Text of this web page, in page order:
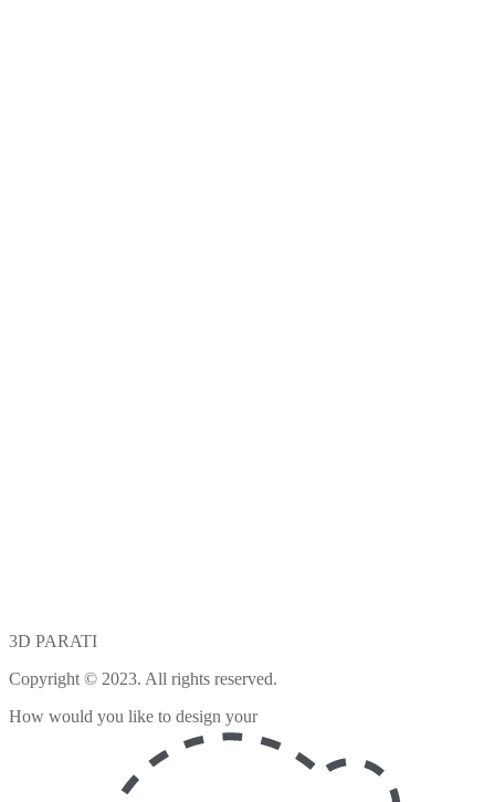
3D PARATI
Copyright © 2023. All rights reserved.
How would you like to design your